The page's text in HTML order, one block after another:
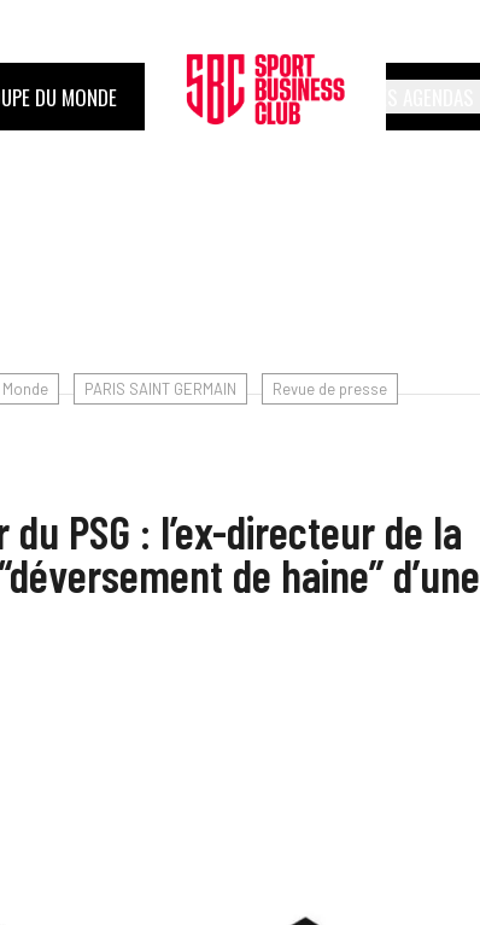
DU MONDE
Monde PARIS SAINT GERMAIN Revue de presse
PSG : l’ex-directeur de la
de haine” d’une